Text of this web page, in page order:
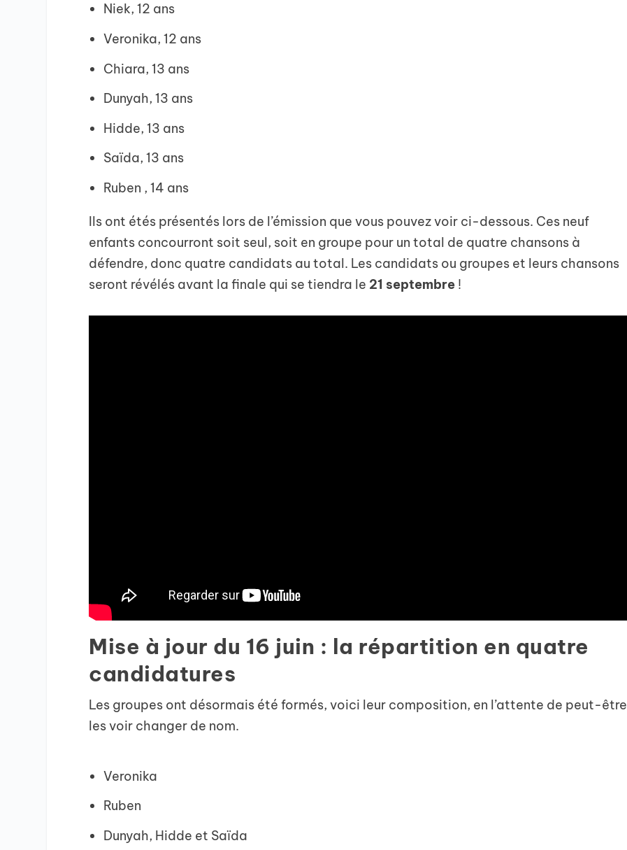
Niek, 12 ans
Veronika, 12 ans
Chiara, 13 ans
Dunyah, 13 ans
Hidde, 13 ans
Saïda, 13 ans
Ruben , 14 ans
Ils ont étés présentés lors de l’émission que vous pouvez voir ci-dessous. Ces neuf
enfants concourront soit seul, soit en groupe pour un total de quatre chansons à
défendre, donc quatre candidats au total. Les candidats ou groupes et leurs chansons
seront révélés avant la finale qui se tiendra le 21 septembre !
Mise à jour du 16 juin : la répartition en quatre
candidatures
Les groupes ont désormais été formés, voici leur composition, en l’attente de peut-être
les voir changer de nom.
Veronika
Ruben
Dunyah, Hidde et Saïda